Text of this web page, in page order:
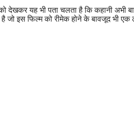
देखकर यह भी पता चलता है कि कहानी अभी
जो इस फिल्म को रीमेक होने के बावजूद भी